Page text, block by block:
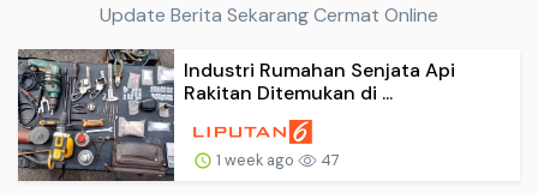
Update Berita Sekarang Cermat Online
Industri Rumahan Senjata Api
Rakitan Ditemukan di ...
1 week ago 47